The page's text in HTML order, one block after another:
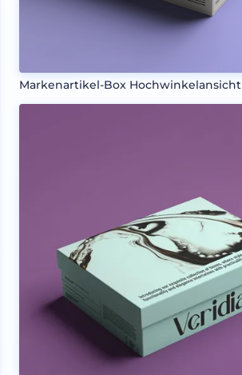
Markenartikel-Box Hochwinkelansicht